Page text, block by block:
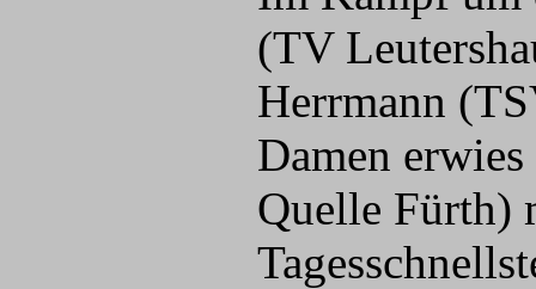
(TV
Herrmann
Damen
Quelle Fürth)